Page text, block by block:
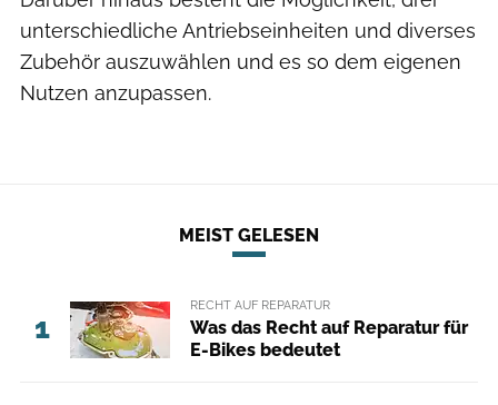
unterschiedliche Antriebseinheiten und diverses
Zubehör auszuwählen und es so dem eigenen
Nutzen anzupassen.
MEIST GELESEN
1
RECHT AUF REPARATUR
Was das Recht auf Reparatur für
E-Bikes bedeutet